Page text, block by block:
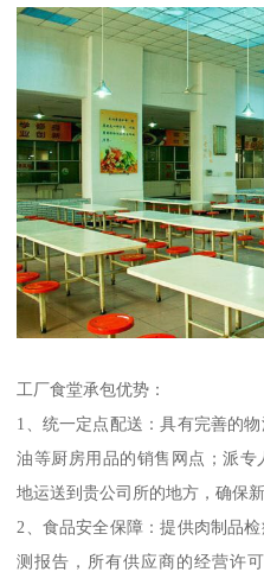
工厂食堂承包优势：
1、统一定点配送：具有完善的
油等厨房用品的销售网点；派
地运送到贵公司所的地方，确保
2、食品安全保障：提供肉制品
测报告，所有供应商的经营许